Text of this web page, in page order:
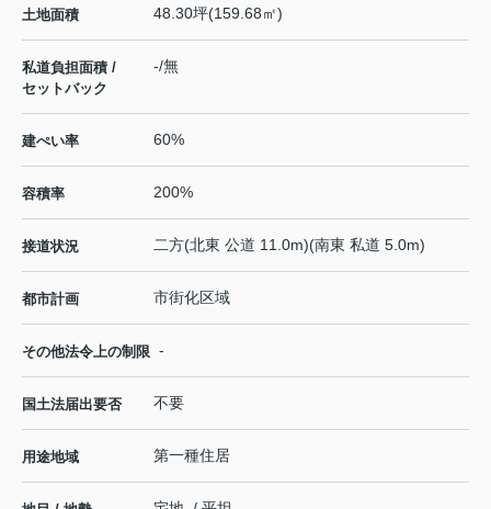
土地面積 48.30坪(159.68㎡)
私道負担面積 /
セットバック
-/無
建ぺい率 60%
容積率 200%
接道状況 二方(北東 公道 11.0m)(南東 私道 5.0m)
都市計画 市街化区域
その他法令上の制限 -
国土法届出要否 不要
用途地域 第一種住居